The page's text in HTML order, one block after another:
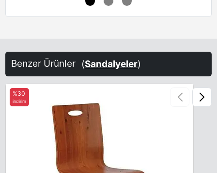
Benzer Ürünler (Sandalyeler)
%30
indirim